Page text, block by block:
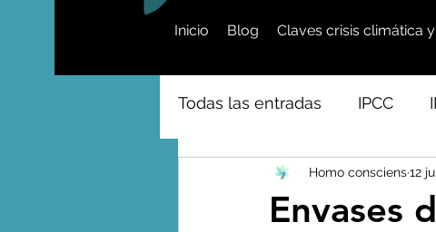
Inicio Blog Claves crisis climática
Todas las entradas IPCC
Activismo - Greta -
Envases
Homo consciens12